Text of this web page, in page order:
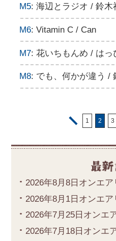
M5: 海辺とラジオ / 鈴木
M6: Vitamin C / Can
M7: 花いちもんめ / はっ
M8: でも、何かが違う /
1 2 3
2026年8月8日オンエア
2026年8月1日オンエア
2026年7月25日オンエ
2026年7月18日オンエ